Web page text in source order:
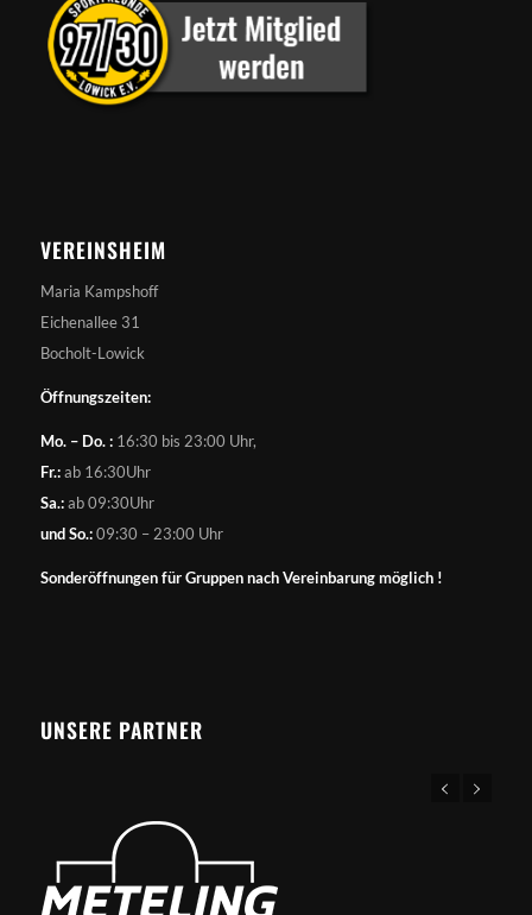
VEREINSHEIM
Maria Kampshoff
Eichenallee 31
Bocholt-Lowick
Öffnungszeiten:
Mo. – Do. :16:30 bis 23:00 Uhr,
Fr.:ab 16:30Uhr
Sa.:ab 09:30Uhr
und So.:09:30 – 23:00 Uhr
Sonderöffnungen für Gruppen nach Vereinbarung möglich !
UNSERE PARTNER